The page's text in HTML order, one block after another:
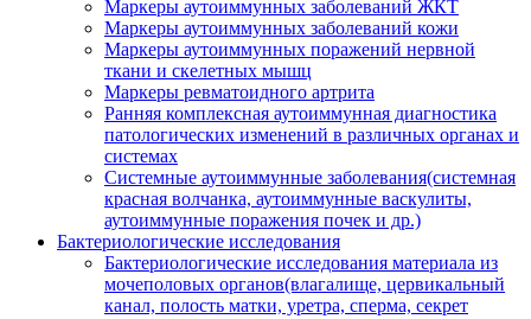
Маркеры аутоиммунных заболеваний ЖКТ
Маркеры аутоиммунных заболеваний кожи
Маркеры аутоиммунных поражений нервной
ткани и скелетных мышц
Маркеры ревматоидного артрита
Ранняя комплексная аутоиммунная диагностика
патологических изменений в различных органах и
системах
Системные аутоиммунные заболевания(системная
красная волчанка, аутоиммунные васкулиты,
аутоиммунные поражения почек и др.)
Бактериологические исследования
Бактериологические исследования материала из
мочеполовых органов(влагалище, цервикальный
канал, полость матки, уретра, сперма, секрет